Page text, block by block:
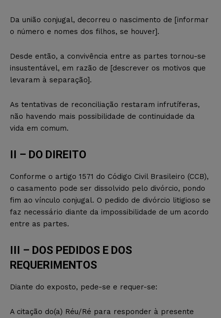
Da união conjugal, decorreu o nascimento de [informar
o número e nomes dos filhos, se houver].
Desde então, a convivência entre as partes tornou-se
insustentável, em razão de [descrever os motivos que
levaram à separação].
As tentativas de reconciliação restaram infrutíferas,
não havendo mais possibilidade de continuidade da
vida em comum.
II – DO DIREITO
Conforme o artigo 1571 do Código Civil Brasileiro (CCB),
o casamento pode ser dissolvido pelo divórcio, pondo
fim ao vínculo conjugal. O pedido de divórcio litigioso se
faz necessário diante da impossibilidade de um acordo
entre as partes.
III – DOS PEDIDOS E DOS
REQUERIMENTOS
Diante do exposto, pede-se e requer-se:
A citação do(a) Réu/Ré para responder à presente